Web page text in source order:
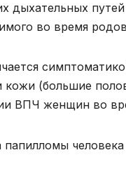
дыхательных
во время
(большие
ВПЧ женщин во